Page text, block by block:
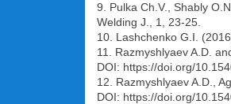
9. Pulka Ch.V., Shably
Welding J., 1, 23-25.
10. Lashchenko G.I.
11. Razmyshlyaev A.D.
DOI: https://doi.org/
12. Razmyshlyaev A.D.,
DOI: https://doi.org/